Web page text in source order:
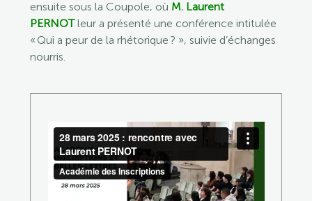
ensuite sous la Coupole, où M. Laurent
PERNOTleur a présenté une conférence intitulée
« Qui a peur de la rhétorique ? », suivie d’échanges
nourris.